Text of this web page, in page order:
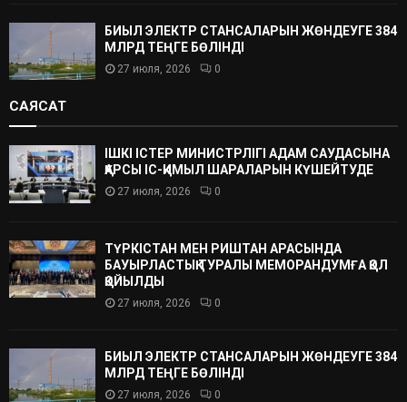
БИЫЛ ЭЛЕКТР СТАНСАЛАРЫН ЖӨНДЕУГЕ 384
МЛРД ТЕҢГЕ БӨЛІНДІ
27 июля, 2026 0
САЯСАТ
ІШКІ ІСТЕР МИНИСТРЛІГІ АДАМ САУДАСЫНА
ҚАРСЫ ІС-ҚИМЫЛ ШАРАЛАРЫН КҮШЕЙТУДЕ
27 июля, 2026 0
ТҮРКІСТАН МЕН РИШТАН АРАСЫНДА
БАУЫРЛАСТЫҚ ТУРАЛЫ МЕМОРАНДУМҒА ҚОЛ
ҚОЙЫЛДЫ
27 июля, 2026 0
БИЫЛ ЭЛЕКТР СТАНСАЛАРЫН ЖӨНДЕУГЕ 384
МЛРД ТЕҢГЕ БӨЛІНДІ
27 июля, 2026 0